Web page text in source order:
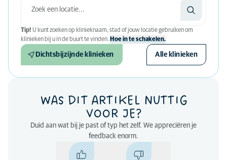
Tip! U kunt zoeken op klinieknaam, stad of jouw locatie gebruiken om
klinieken bij u in de buurt te vinden. Hoe in te schakelen.
Dichtsbijzijnde klinieken Alle klinieken
WAS DIT ARTIKEL NUTTIG
VOOR JE?
Duid aan wat bij je past of typ het zelf. We appreciëren je
feedback enorm.